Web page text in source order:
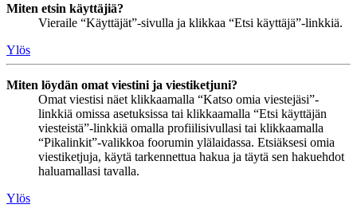
Miten etsin käyttäjiä?
Vieraile “Käyttäjät”-sivulla ja klikkaa “Etsi käyttäjä”-linkkiä.
Ylös
Miten löydän omat viestini ja viestiketjuni?
Omat viestisi näet klikkaamalla “Katso omia viestejäsi”-
linkkiä omissa asetuksissa tai klikkaamalla “Etsi käyttäjän
viesteistä”-linkkiä omalla profiilisivullasi tai klikkaamalla
“Pikalinkit”-valikkoa foorumin ylälaidassa. Etsiäksesi omia
viestiketjuja, käytä tarkennettua hakua ja täytä sen hakuehdot
haluamallasi tavalla.
Ylös